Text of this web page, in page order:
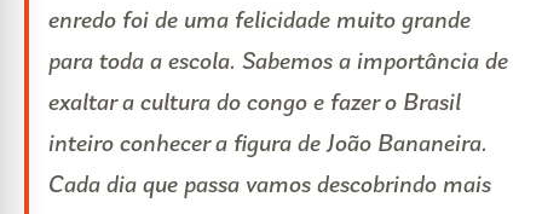
enredo foi de uma felicidade muito grande
para toda a escola. Sabemos a importância de
exaltar a cultura do congo e fazer o Brasil
inteiro conhecer a figura de João Bananeira.
Cada dia que passa vamos descobrindo mais